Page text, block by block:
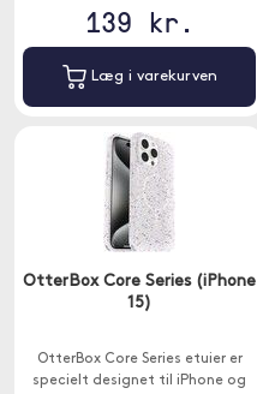
139 kr.
Læg i varekurven
OtterBox Core Series (iPhone
15)
OtterBox Core Series etuier er
specielt designet til iPhone og